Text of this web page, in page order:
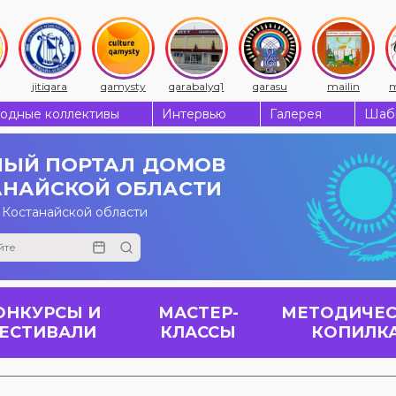
jitiqara qamysty qarabalyq1 qarasu mailin
коллективы Интервью Галерея
ПОРТАЛ ДОМОВ
ОБЛАСТИ
области
И
МАСТЕР-
КЛАССЫ